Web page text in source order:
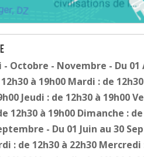
- Octobre - Novembre - Du
à 19h00 Mardi : de
Jeudi : de 12h30 à 19h00
12h30 à 19h00 Dimanche :
- Du 01 Juin au 30
: de 12h30 à 22h30 Mercredi